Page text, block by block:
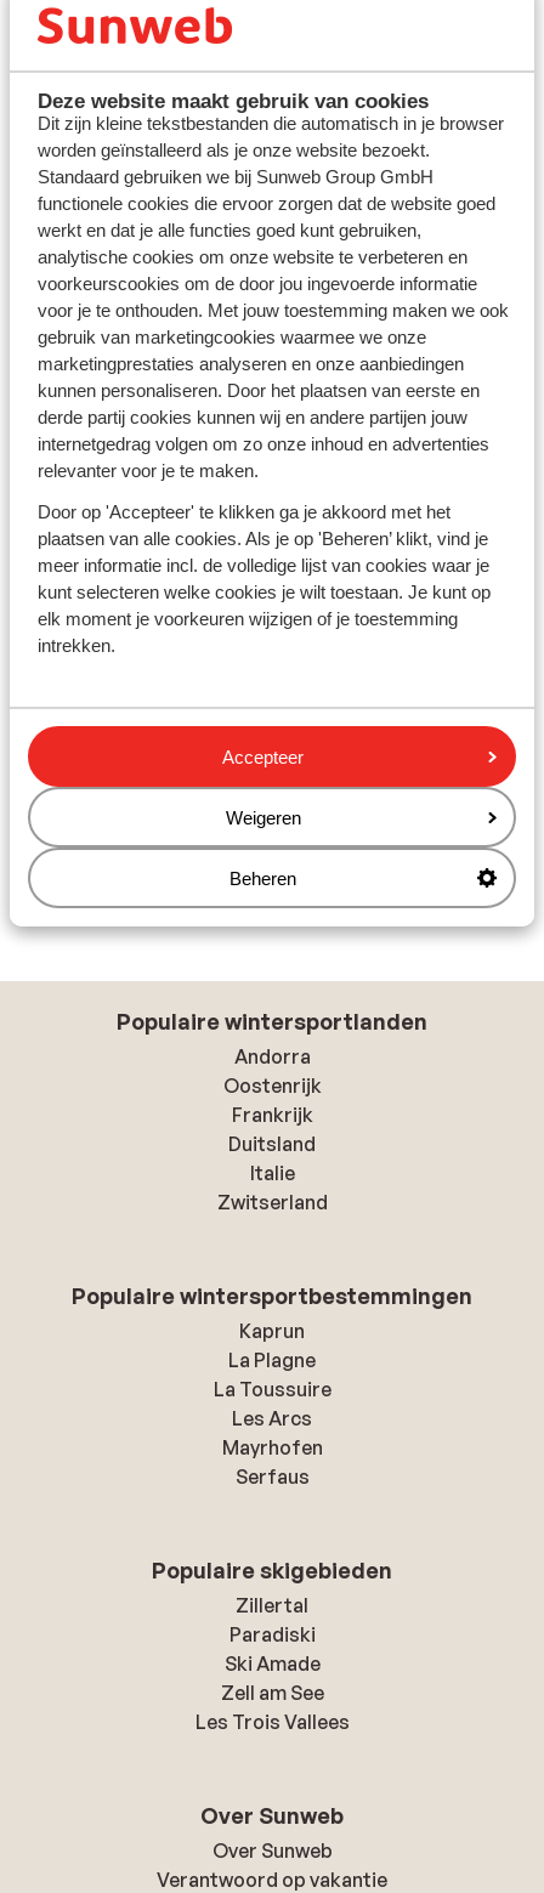
Deze website maakt gebruik van cookies
Dit zijn kleine tekstbestanden die automatisch in je browser
worden geïnstalleerd als je onze website bezoekt.
Standaard gebruiken we bij Sunweb Group GmbH
functionele cookies die ervoor zorgen dat de website goed
werkt en dat je alle functies goed kunt gebruiken,
analytische cookies om onze website te verbeteren en
voorkeurscookies om de door jou ingevoerde informatie
voor je te onthouden. Met jouw toestemming maken we ook
gebruik van marketingcookies waarmee we onze
marketingprestaties analyseren en onze aanbiedingen
kunnen personaliseren. Door het plaatsen van eerste en
derde partij cookies kunnen wij en andere partijen jouw
internetgedrag volgen om zo onze inhoud en advertenties
relevanter voor je te maken.
Door op 'Accepteer' te klikken ga je akkoord met het
plaatsen van alle cookies. Als je op 'Beheren’ klikt, vind je
meer informatie incl. de volledige lijst van cookies waar je
kunt selecteren welke cookies je wilt toestaan. Je kunt op
elk moment je voorkeuren wijzigen of je toestemming
intrekken.
Accepteer
Weigeren
Beheren
skigebied
Er zijn verschillende voordelen als je kiest voor een
skivakantie met de auto. Het geeft je maximale vrijheid
tijdens je skivakantie. Je stopt waar en wanneer je wilt
en bezoekt op locatie ook nabijgelegen dorpjes en
verkent andere skigebieden. Bij Sunweb vind je een
grote selectie van skivakanties met eigen auto naar
een groot aantal populaire skigebieden zoals
Alpesen Les Sybelles in Frankrijk of het Oostenrijkse
Zillertal. Een skivakantie met eigen auto is vaak ook een
voordelige keuze, omdat je meer bagage mee kunt
nemen dan bijvoorbeeld in het vliegtuig. Wil je graag
budgetvriendelijke tips? Bekijk dan ook onze blog over
skivakanties in Oostenrijk met een klein budget.
Pakketten voor skivakanties met eigen auto
maakt, is een skivakantie met de auto ideaal voor
gezinnen. Als de kinderen onderweg honger hebben of
even willen uitrusten, kun je gemakkelijk een pauze
inlassen. Bij Sunweb stel je je skivakantie helemaal
samen zoals jij dat wilt, altijd inclusief skipas. Kies uit
een groot aanbod aan accommodaties, van sfeervolle
meer weten over welk vervoermiddel het beste bij je
past? Bekijk dan onze handige blog over skivakantie
vervoer vergelijken.
Bekijk skivakanties met de auto
Populaire wintersportlanden
Andorra
Oostenrijk
Frankrijk
Duitsland
Italie
Zwitserland
Populaire wintersportbestemmingen
Kaprun
La Plagne
La Toussuire
Les Arcs
Mayrhofen
Serfaus
Populaire skigebieden
Zillertal
Paradiski
Ski Amade
Zell am See
Les Trois Vallees
Over Sunweb
Over Sunweb
Verantwoord op vakantie